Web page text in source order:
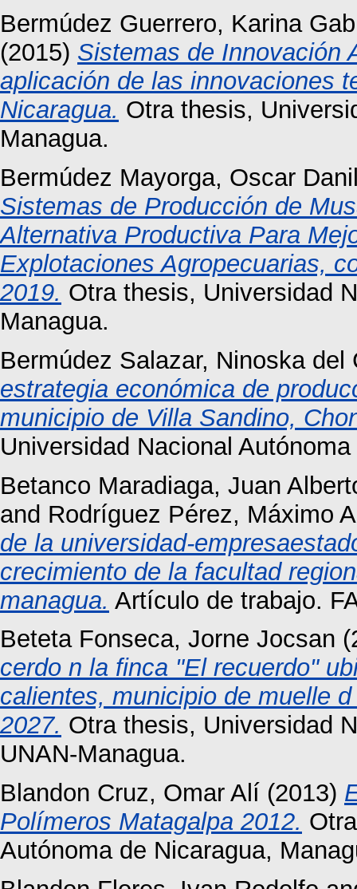
Bermúdez Guerrero, Karina
(2015) Sistemas de Innovación
aplicación de las innovaciones
Nicaragua. Otra thesis,
Managua.
Bermúdez Mayorga, Oscar
Sistemas de Producción de
Alternativa Productiva Para
Explotaciones Agropecuarias,
2019. Otra thesis, Universidad
Managua.
Bermúdez Salazar, Ninoska del
estrategia económica de
municipio de Villa Sandino,
Universidad Nacional
Betanco Maradiaga, Juan
and Rodríguez Pérez, Máximo
de la universidad-
crecimiento de la facultad
managua. Artículo de trabajo.
Beteta Fonseca, Jorne Jocsan
cerdo n la finca "El recuerdo"
calientes, municipio de muelle
2027. Otra thesis, Universidad
UNAN-Managua.
Blandon Cruz, Omar Alí (2013)
Polímeros Matagalpa 2012.
Autónoma de Nicaragua,